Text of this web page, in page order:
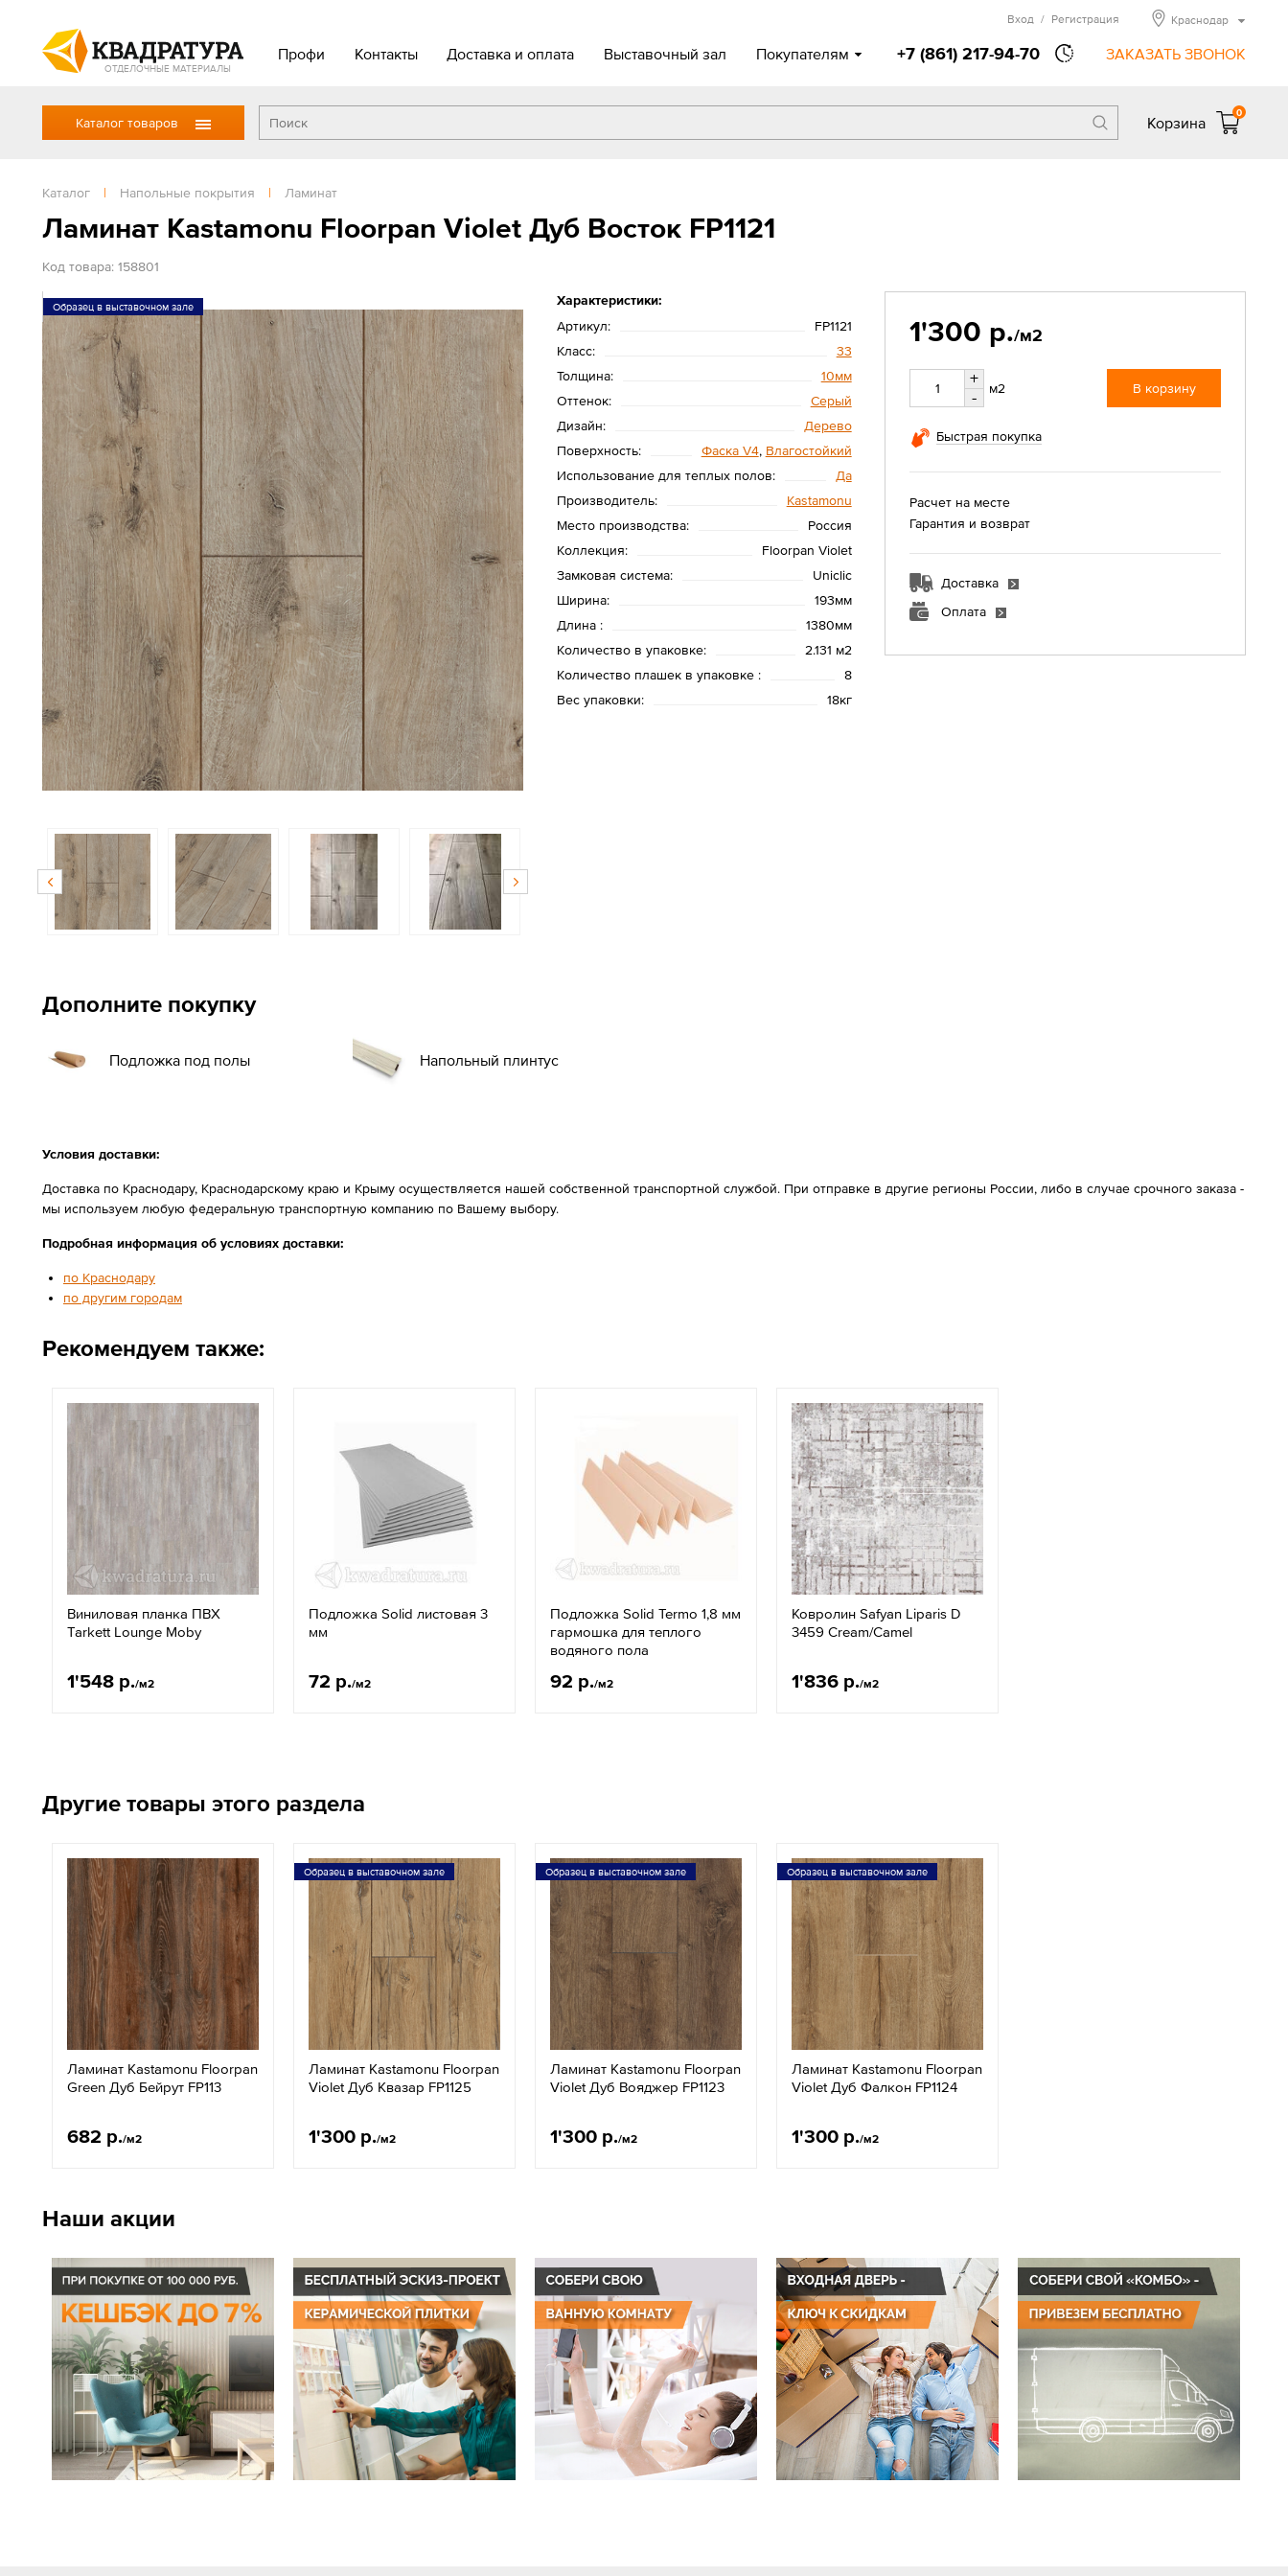
ОТДЕЛОЧНЫЕ МАТЕРИАЛЫ
Профи Контакты Доставка и оплата Выставочный зал Покупателям +7 (861) 217-94-70 ЗАКАЗАТЬ ЗВОНОК
Вход / Регистрация Краснодар
Каталог товаров Корзина
0
Каталог | Напольные покрытия | Ламинат
Ламинат Kastamonu Floorpan Violet Дуб Восток FP1121
Код товара: 158801
Образец в выставочном зале
Характеристики:
Артикул:
FP1121
Класс:
33
Толщина:
10мм
Оттенок:
Серый
Дизайн:
Дерево
Поверхность:
Фаска V4, Влагостойкий
Использование для теплых полов:
Да
Производитель:
Kastamonu
Место производства:
Россия
Коллекция:
Floorpan Violet
Замковая система:
Uniclic
Ширина:
193мм
Длина :
1380мм
Количество в упаковке:
2.131 м2
Количество плашек в упаковке :
8
Вес упаковки:
18кг
1'300 р./м2
+
-
м2 В корзину
Быстрая покупка
Расчет на месте
Гарантия и возврат
Доставка
Оплата
Дополните покупку
Подложка под полы Напольный плинтус
Условия доставки:
Доставка по Краснодару, Краснодарскому краю и Крыму осуществляется нашей собственной транспортной службой. При отправке в другие регионы России, либо в случае срочного заказа -
мы используем любую федеральную транспортную компанию по Вашему выбору.
Подробная информация об условиях доставки:
по Краснодару
по другим городам
Рекомендуем также:
Виниловая планка ПВХ
Tarkett Lounge Moby
1'548 р./м2
Подложка Solid листовая 3
мм
72 р./м2
Подложка Solid Termo 1,8 мм
гармошка для теплого
водяного пола
92 р./м2
Ковролин Safyan Liparis D
3459 Cream/Camel
1'836 р./м2
Другие товары этого раздела
Ламинат Kastamonu Floorpan
Green Дуб Бейрут FP113
682 р./м2
Образец в выставочном зале
Ламинат Kastamonu Floorpan
Violet Дуб Квазар FP1125
1'300 р./м2
Образец в выставочном зале
Ламинат Kastamonu Floorpan
Violet Дуб Вояджер FP1123
1'300 р./м2
Образец в выставочном зале
Ламинат Kastamonu Floorpan
Violet Дуб Фалкон FP1124
1'300 р./м2
Наши акции